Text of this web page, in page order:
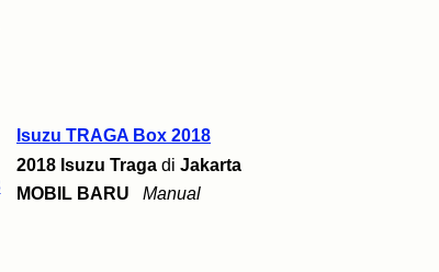
Isuzu TRAGA Box 2018
2018 Isuzu Traga di Jakarta
MOBIL BARU
Manual